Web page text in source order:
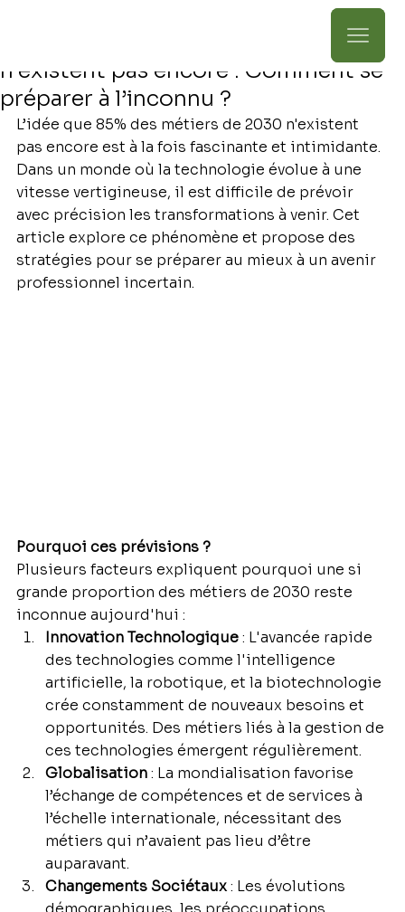
85% des nouveaux métiers de 2030
n’existent pas encore : Comment se
préparer à l’inconnu ?
L’idée que 85% des métiers de 2030 n'existent
pas encore est à la fois fascinante et intimidante.
Dans un monde où la technologie évolue à une
vitesse vertigineuse, il est difficile de prévoir
avec précision les transformations à venir. Cet
article explore ce phénomène et propose des
stratégies pour se préparer au mieux à un avenir
professionnel incertain.
Pourquoi ces prévisions ?
Plusieurs facteurs expliquent pourquoi une si
grande proportion des métiers de 2030 reste
inconnue aujourd'hui :
Innovation Technologique : L'avancée rapide
des technologies comme l'intelligence
artificielle, la robotique, et la biotechnologie
crée constamment de nouveaux besoins et
opportunités. Des métiers liés à la gestion de
ces technologies émergent régulièrement.
Globalisation : La mondialisation favorise
l’échange de compétences et de services à
l’échelle internationale, nécessitant des
métiers qui n’avaient pas lieu d’être
auparavant.
Changements Sociétaux : Les évolutions